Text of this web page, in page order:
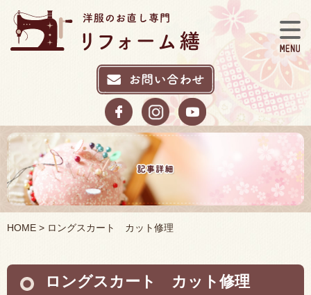
HOME > ロングスカート カット修理
ロングスカート カット修理